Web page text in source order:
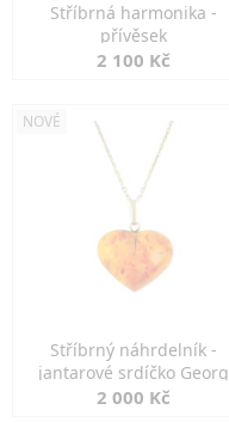
Stříbrná harmonika -
přívěsek
2 100 Kč
NOVÉ
Stříbrný náhrdelník -
jantarové srdíčko Georg
Kramer
2 000 Kč